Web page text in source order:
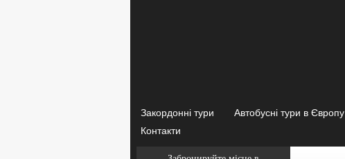
Закордонні тури Автобусні тури в Європу
Контакти